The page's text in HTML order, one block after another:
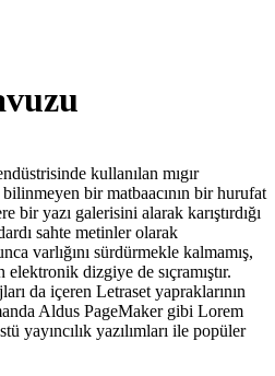
kullanılan mıgır
bir matbaacının bir hurufat
bir yazı galerisini alarak karıştırdığı
sahte metinler olarak
varlığını sürdürmekle kalmamış,
dizgiye de sıçramıştır.
da içeren Letraset yapraklarının
Aldus PageMaker gibi Lorem
yayıncılık yazılımları ile popüler